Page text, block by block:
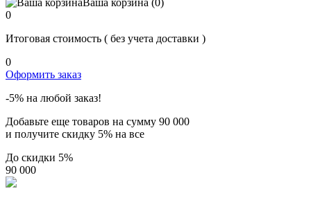
0
Итоговая стоимость ( без учета доставки )
0
Оформить заказ
-5% на любой заказ!
Добавьте еще товаров на сумму 90 000
и получите скидку 5% на все
До скидки 5%
90 000